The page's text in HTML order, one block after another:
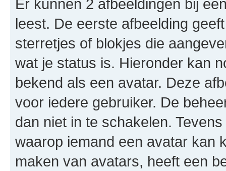
Er kunnen 2 afbeeldingen bij
leest. De eerste afbeelding
sterretjes of blokjes die
wat je status is. Hieronder kan
bekend als een avatar. Deze
voor iedere gebruiker. De
dan niet in te schakelen.
waarop iemand een avatar kan
maken van avatars, heeft een